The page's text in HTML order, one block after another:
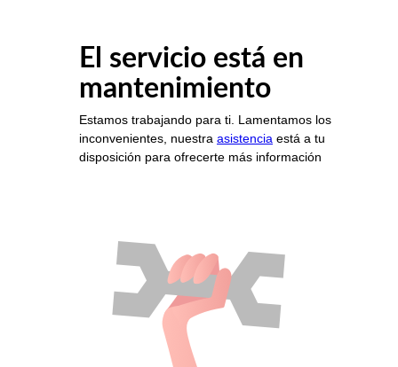
El servicio está en
mantenimiento
Estamos trabajando para ti. Lamentamos los
inconvenientes, nuestra asistencia está a tu
disposición para ofrecerte más información